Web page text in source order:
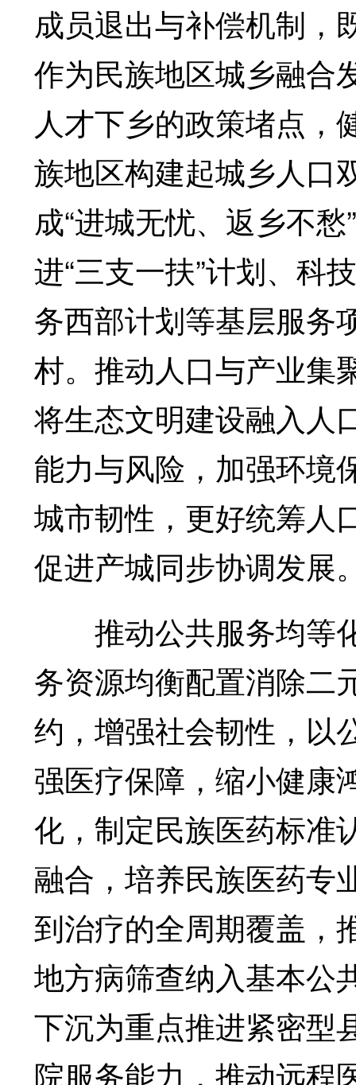
成员退出与补偿机制，
作为民族地区城乡融合
人才下乡的政策堵点，
族地区构建起城乡人口
成“进城无忧、返乡不
进“三支一扶”计划、科
务西部计划等基层服务
村。推动人口与产业集
将生态文明建设融入人
能力与风险，加强环境
城市韧性，更好统筹人
促进产城同步协调发展
推动公共服务均等
务资源均衡配置消除二
约，增强社会韧性，以
强医疗保障，缩小健康
化，制定民族医药标准
融合，培养民族医药专
到治疗的全周期覆盖，
地方病筛查纳入基本公
下沉为重点推进紧密型
院服务能力，推动远程